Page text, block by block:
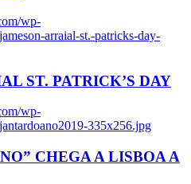
wp-
arraial-st.-patricks-day-
ST. PATRICK’S DAY
wp-
335x256.jpg
CHEGA A LISBOA A